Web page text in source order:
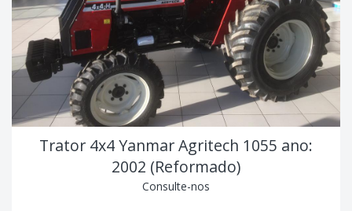
Trator 4x4 Yanmar Agritech 1055 ano:
2002 (Reformado)
Consulte-nos